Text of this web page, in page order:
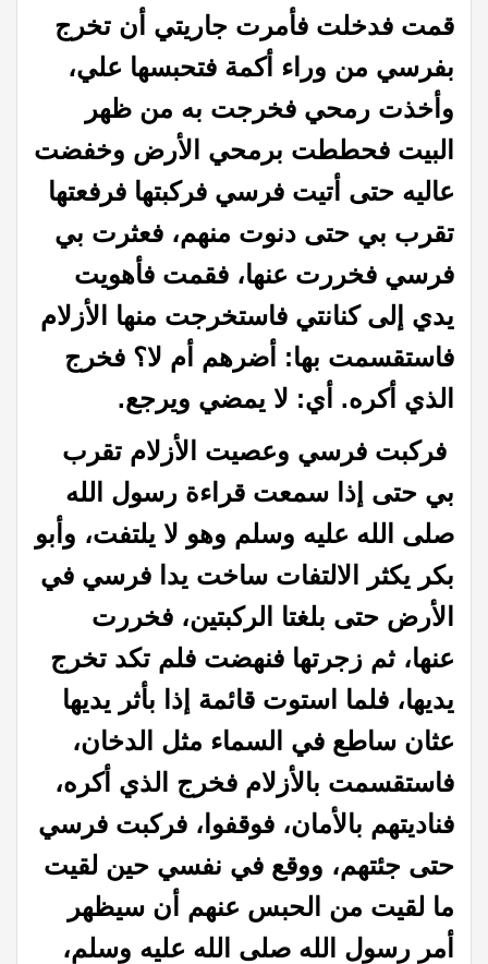
قمت فدخلت فأمرت جاريتي أن تخرج
بفرسي من وراء أكمة فتحبسها علي،
وأخذت رمحي فخرجت به من ظهر
البيت فحططت برمحي الأرض وخفضت
عاليه حتى أتيت فرسي فركبتها فرفعتها
تقرب بي حتى دنوت منهم، فعثرت بي
فرسي فخررت عنها، فقمت فأهويت
يدي إلى كنانتي فاستخرجت منها الأزلام
فاستقسمت بها: أضرهم أم لا؟ فخرج
الذي أكره. أي: لا يمضي ويرجع.
فركبت فرسي وعصيت الأزلام تقرب
بي حتى إذا سمعت قراءة رسول الله
صلى الله عليه وسلم وهو لا يلتفت، وأبو
بكر يكثر الالتفات ساخت يدا فرسي في
الأرض حتى بلغتا الركبتين، فخررت
عنها، ثم زجرتها فنهضت فلم تكد تخرج
يديها، فلما استوت قائمة إذا بأثر يديها
عثان ساطع في السماء مثل الدخان،
فاستقسمت بالأزلام فخرج الذي أكره،
فناديتهم بالأمان، فوقفوا، فركبت فرسي
حتى جئتهم، ووقع في نفسي حين لقيت
ما لقيت من الحبس عنهم أن سيظهر
أمر رسول الله صلى الله عليه وسلم،